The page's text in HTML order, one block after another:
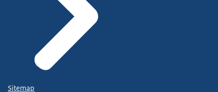
Sitemap